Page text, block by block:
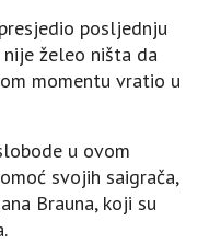
posljednju
želeo ništa da
momentu vratio u
u ovom
svojih saigrača,
Brauna, koji su